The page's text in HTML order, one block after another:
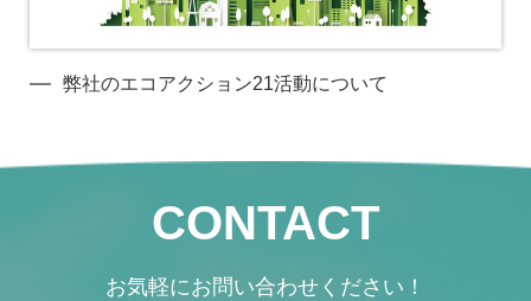
弊社のエコアクション21活動について
CONTACT
お気軽にお問い合わせください！